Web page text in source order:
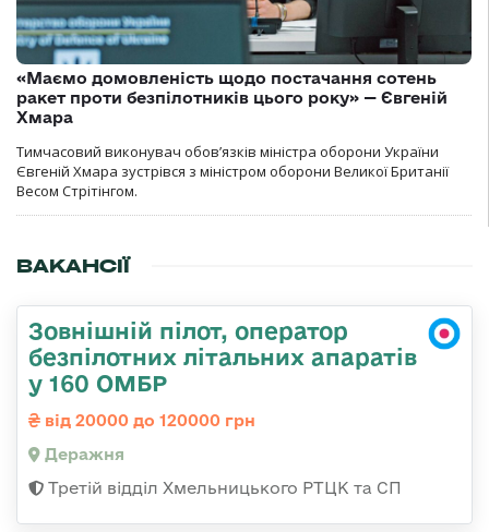
«Маємо домовленість щодо постачання сотень
ракет проти безпілотників цього року» — Євгеній
Хмара
Тимчасовий виконувач обов’язків міністра оборони України
Євгеній Хмара зустрівся з міністром оборони Великої Британії
Весом Стрітінгом.
ВАКАНСІЇ
Зовнішній пілот, оператор
безпілотних літальних апаратів
у 160 ОМБР
від 20000 до 120000 грн
Деражня
Третій відділ Хмельницького РТЦК та СП